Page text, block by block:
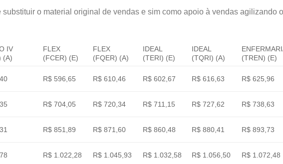
o material original de vendas e sim como apoio à vendas agilizando
IV
(A)
FLEX
(FCER) (E)
FLEX
(FQER) (A)
IDEAL
(TERI) (E)
IDEAL
(TQRI) (A)
(TREN) (E)
R$ 596,65 R$ 610,46 R$ 602,67 R$ 616,63 R$ 625,96
R$ 704,05 R$ 720,34 R$ 711,15 R$ 727,62 R$ 738,63
R$ 851,89 R$ 871,60 R$ 860,48 R$ 880,41 R$ 893,73
R$ 1.022,28 R$ 1.045,93 R$ 1.032,58 R$ 1.056,50 R$ 1.072,48